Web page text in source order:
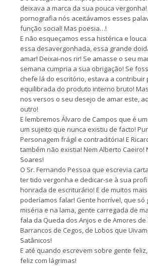
deixava a marca da sua pouca
pornografia nós aceitávamos esses
função social! Mas poesia…!
E não esqueçamos essa histérica e
essa desavergonhada, essa grande
amar! Deixai-nos rir! Se amasse o seu
semana cumpria a sua obrigação! Se
chefe lá do escritório, estava a contribuir
equilibrada do produto interno bruto!
nos versos o seu desejo de amar este,
outro!
E lembremos Álvaro de Campos que é
um sujeito que nunca existiu de facto!
Personagem frágil e contraditória! E
também não existia! Nem Alberto Caeiro!
Soares!
O Sr. Fernando Pessoa que escrevia
ter tido vergonha e dedicar-se à sua
honrada de escriturário! E de muitos
poderíamos falar! Gente horrível, que só
miséria e na lama, gente carregada de
fala da Queda dos Anjos e de Amores de
Barrancos de Cegos, de Lobos que
Satânicos!
E até quando escrevem sobre gente
feliz com lágrimas!